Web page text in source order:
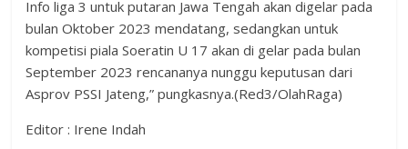
Info liga 3 untuk putaran Jawa Tengah akan digelar pada
bulan Oktober 2023 mendatang, sedangkan untuk
kompetisi piala Soeratin U 17 akan di gelar pada bulan
September 2023 rencananya nunggu keputusan dari
Asprov PSSI Jateng,” pungkasnya.(Red3/OlahRaga)
Editor : Irene Indah